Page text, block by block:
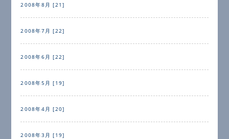
2008年8月 [21]
2008年7月 [22]
2008年6月 [22]
2008年5月 [19]
2008年4月 [20]
2008年3月 [19]